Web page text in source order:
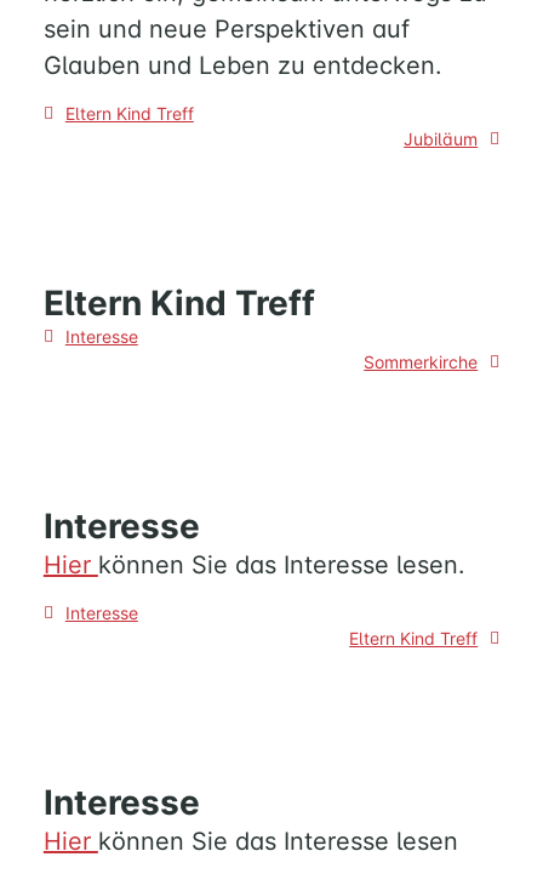
sein und neue Perspektiven auf
Glauben und Leben zu entdecken.
Beitragsnavigation
Eltern Kind Treff
Jubiläum
Eltern Kind Treff
Beitragsnavigation
Interesse
Sommerkirche
Interesse
Hier können Sie das Interesse lesen.
Beitragsnavigation
Interesse
Eltern Kind Treff
Interesse
Hier können Sie das Interesse lesen